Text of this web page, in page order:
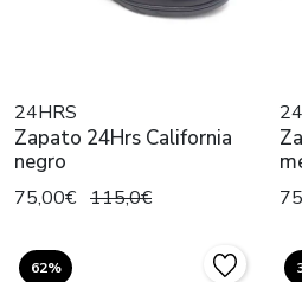
24HRS
Zapato 24Hrs California
negro
75,00€ 115,0€
62%